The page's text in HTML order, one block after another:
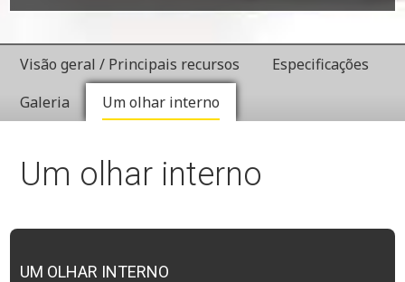
Visão geral / Principais recursos
Especificações
Galeria
Um olhar interno
Um olhar interno
UM OLHAR INTERNO